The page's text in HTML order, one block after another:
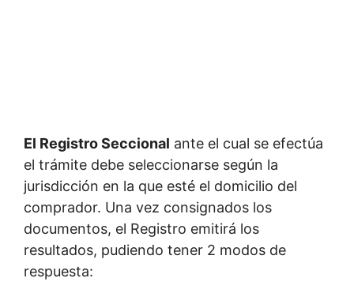
El Registro Seccional ante el cual se efectúa
el trámite debe seleccionarse según la
jurisdicción en la que esté el domicilio del
comprador. Una vez consignados los
documentos, el Registro emitirá los
resultados, pudiendo tener 2 modos de
respuesta: